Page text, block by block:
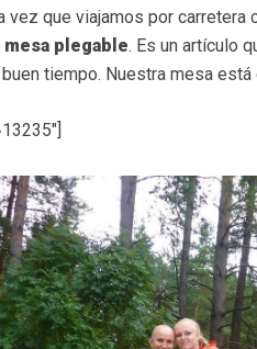
vez que viajamos por carretera
mesa plegable. Es un artículo
tiempo. Nuestra mesa está